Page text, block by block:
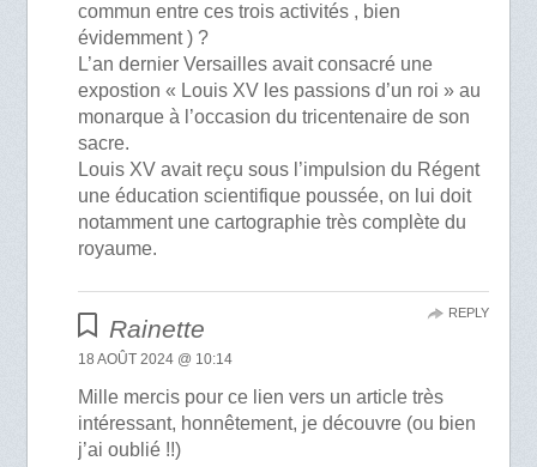
commun entre ces trois activités , bien
évidemment ) ?
L’an dernier Versailles avait consacré une
expostion « Louis XV les passions d’un roi » au
monarque à l’occasion du tricentenaire de son
sacre.
Louis XV avait reçu sous l’impulsion du Régent
une éducation scientifique poussée, on lui doit
notamment une cartographie très complète du
royaume.
Rainette
18 AOÛT 2024 @ 10:14
Mille mercis pour ce lien vers un article très
intéressant, honnêtement, je découvre (ou bien
j’ai oublié !!)
REPLY